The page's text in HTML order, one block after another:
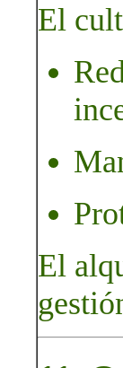
El
El